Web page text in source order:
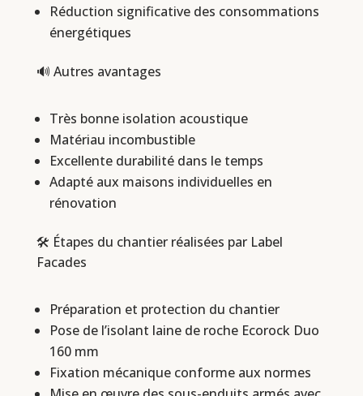
Réduction significative des consommations
énergétiques
🔊 Autres avantages
Très bonne isolation acoustique
Matériau incombustible
Excellente durabilité dans le temps
Adapté aux maisons individuelles en
rénovation
🛠️ Étapes du chantier réalisées par Label
Facades
Préparation et protection du chantier
Pose de l’isolant laine de roche Ecorock Duo
160 mm
Fixation mécanique conforme aux normes